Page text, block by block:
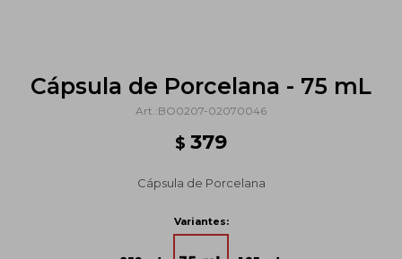
Cápsula de Porcelana - 75 mL
BO0207-02070046
$ 379
Cápsula de Porcelana
Variantes: